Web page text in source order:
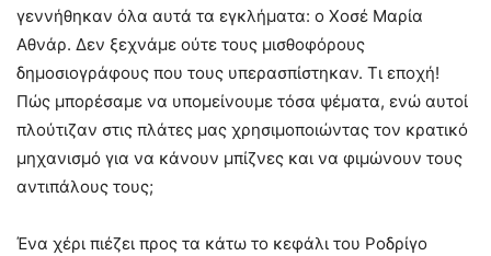
γεννήθηκαν όλα αυτά τα εγκλήματα: ο Χοσέ Μαρία
Αθνάρ. Δεν ξεχνάμε ούτε τους μισθοφόρους
δημοσιογράφους που τους υπερασπίστηκαν. Τι εποχή!
Πώς μπορέσαμε να υπομείνουμε τόσα ψέματα, ενώ αυτοί
πλούτιζαν στις πλάτες μας χρησιμοποιώντας τον κρατικό
μηχανισμό για να κάνουν μπίζνες και να φιμώνουν τους
αντιπάλους τους;
Ένα χέρι πιέζει προς τα κάτω το κεφάλι του Ροδρίγο